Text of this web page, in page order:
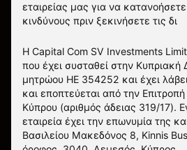
εταιρείας μας για να
κινδύνους πριν ξεκινήσετε τις δι
Η Capital Com SV Investments
που έχει συσταθεί στην Κυπριακή
μητρώου HE 354252 και έχει
και εποπτεύεται από την
Κύπρου (αριθμός άδειας 319/17).
εταιρεία έχει την επωνυμία της
Βασιλείου Μακεδόνος 8, Kinnis